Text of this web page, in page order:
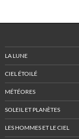
LA LUNE
CIEL ÉTOILÉ
MÉTÉORES
SOLEIL ET PLANÈTES
LES HOMMES ET LE CIEL